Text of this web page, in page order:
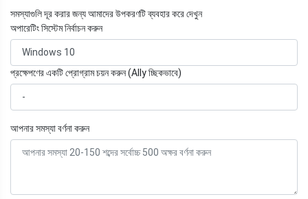
সমস্যাগুলি দূর করার জন্য আমাদের উপকরণটি ব্যবহার করে দেখুন
অপারেটিং সিস্টেম নির্বাচন করুন
প্রক্ষেপণের একটি প্রোগ্রাম চয়ন করুন (Ally চ্ছিকভাবে)
আপনার সমস্যা বর্ণনা করুন